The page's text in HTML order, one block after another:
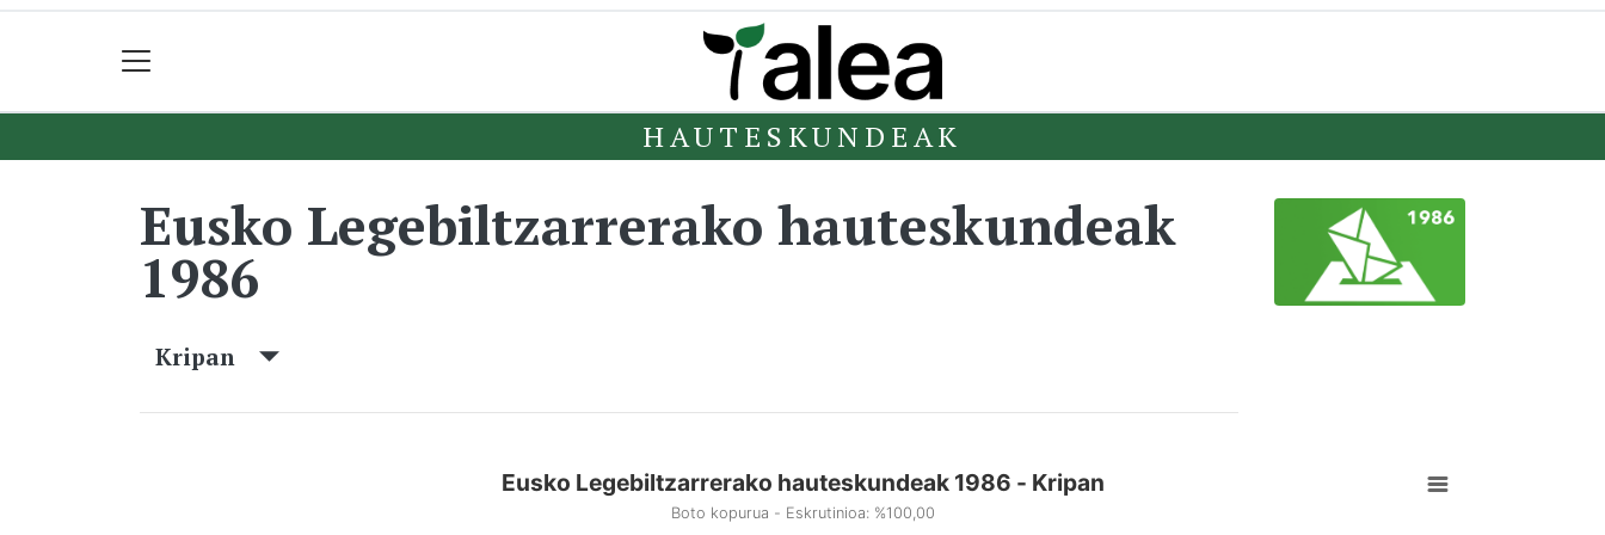
HAUTESKUNDEAK
Eusko Legebiltzarrerako hauteskundeak
1986
Kripan
Eusko Legebiltzarrerako hauteskundeak 1986 - Kripan
Boto kopurua - Eskrutinioa: %100,00